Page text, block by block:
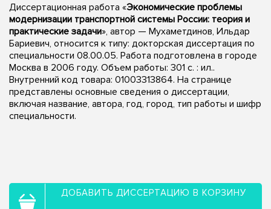
Диссертационная работа «Экономические проблемы
модернизации транспортной системы России: теория и
практические задачи», автор — Мухаметдинов, Ильдар
Бариевич, относится к типу: докторская диссертация по
специальности 08.00.05. Работа подготовлена в городе
Москва в 2006 году. Объем работы: 301 с. : ил..
Внутренний код товара: 01003313864. На странице
представлены основные сведения о диссертации,
включая название, автора, год, город, тип работы и шифр
специальности.
ДОБАВИТЬ ДИССЕРТАЦИЮ В КОРЗИНУ